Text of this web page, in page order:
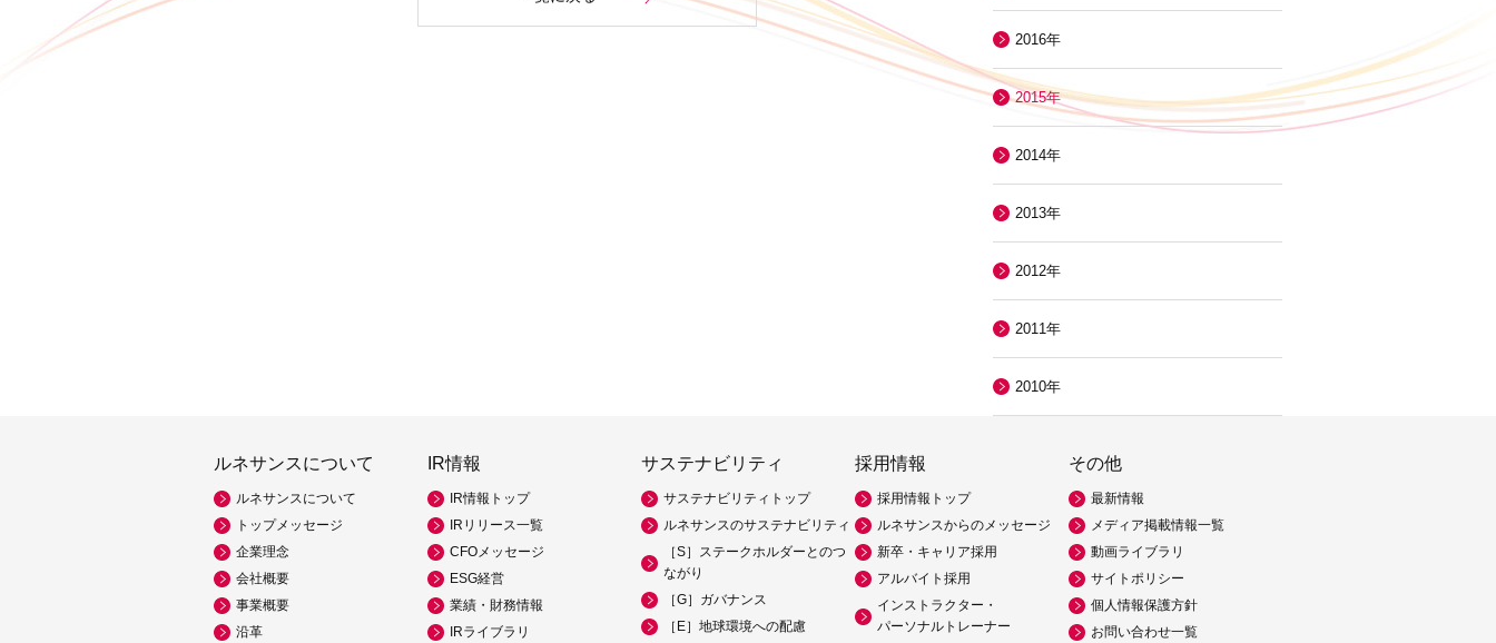
2016年
2015年
2014年
2013年
2012年
2011年
2010年
ルネサンスについて
ルネサンスについて
トップメッセージ
企業理念
会社概要
事業概要
沿革
IR情報
IR情報トップ
IRリリース一覧
CFOメッセージ
ESG経営
業績・財務情報
IRライブラリ
サステナビリティ
サステナビリティトップ
ルネサンスのサステナビリティ
［S］ステークホルダーとのつ
ながり
［G］ガバナンス
［E］地球環境への配慮
採用情報
採用情報トップ
ルネサンスからのメッセージ
新卒・キャリア採用
アルバイト採用
インストラクター・
パーソナルトレーナー
その他
最新情報
メディア掲載情報一覧
動画ライブラリ
サイトポリシー
個人情報保護方針
お問い合わせ一覧